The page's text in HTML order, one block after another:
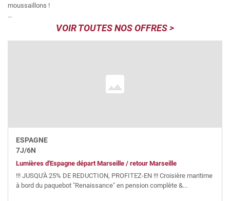
Contact
moussaillons !
…
VOIR TOUTES NOS OFFRES >
ESPAGNE
7J/6N
Lumières d'Espagne départ Marseille / retour Marseille
!!! JUSQU'À 25% DE REDUCTION, PROFITEZ-EN !!! Croisière maritime
à bord du paquebot "Renaissance" en pension complète &...